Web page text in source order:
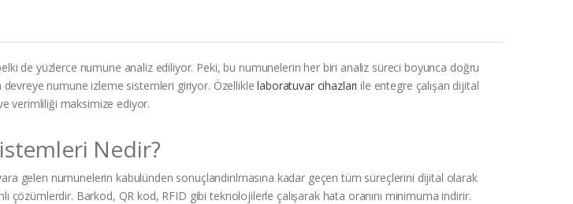
de yüzlerce numune analiz ediliyor. Peki, bu numunelerin her biri analiz süreci boyunca doğru
numune izleme sistemleri giriyor. Özelliklelaboratuvar cihazları ile entegre çalışan dijital
verimliliği maksimize ediyor.
Nedir?
gelen numunelerin kabulünden sonuçlandırılmasına kadar geçen tüm süreçlerini dijital olarak
çözümlerdir. Barkod, QR kod, RFID gibi teknolojilerle çalışarak hata oranını minimuma indirir.